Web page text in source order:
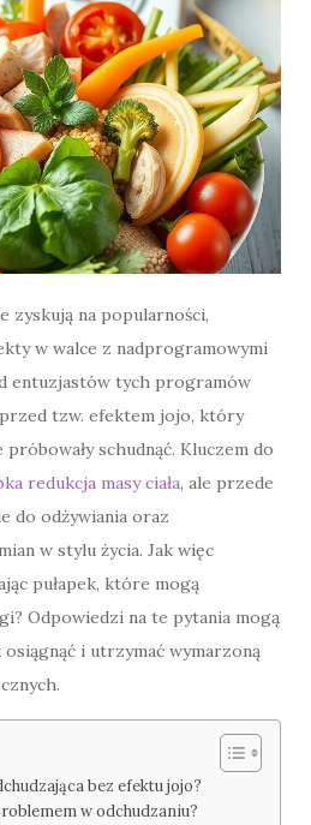
zyskują na popularności,
w walce z nadprogramowymi
entuzjastów tych programów
tzw. efektem jojo, który
schudnąć. Kluczem do
redukcja masy ciała, ale przede
do odżywiania oraz
w stylu życia. Jak więc
pułapek, które mogą
Odpowiedzi na te pytania mogą
i utrzymać wymarzoną
bez efektu jojo?
w odchudzaniu?